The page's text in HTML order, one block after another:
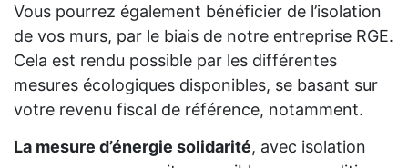
Vous pourrez également bénéficier de l’isolation
de vos murs, par le biais de notre entreprise RGE.
Cela est rendu possible par les différentes
mesures écologiques disponibles, se basant sur
votre revenu fiscal de référence, notamment.
La mesure d’énergie solidarité, avec isolation